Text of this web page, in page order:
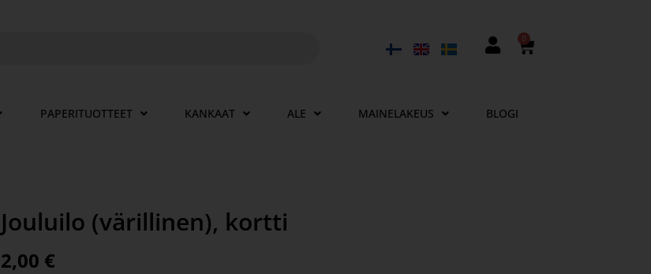
0
PAPERITUOTTEET KANKAAT ALE MAINELAKEUS BLOGI
Jouluilo (värillinen), kortti
2,00 €